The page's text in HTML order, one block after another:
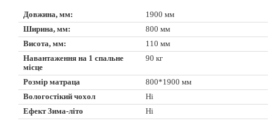
Довжина, мм:
1900 мм
Ширина, мм:
800 мм
Висота, мм:
110 мм
Навантаження на 1 спальне
місце
90 кг
Розмір матраца
800*1900 мм
Вологостікий чохол
Ні
Ефект Зима-літо
Ні